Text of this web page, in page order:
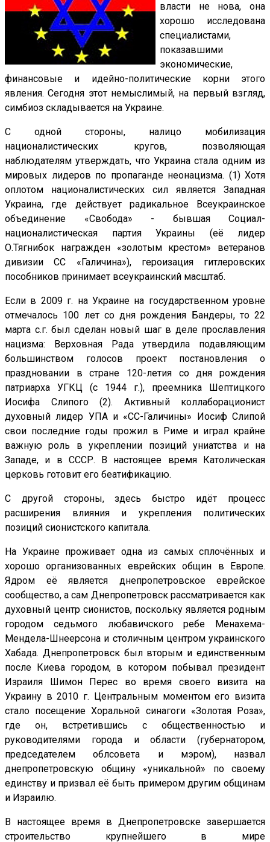
власти не нова, она
хорошо исследована
специалистами,
показавшими
экономические,
финансовые и идейно-политические корни этого
явления. Сегодня этот немыслимый, на первый взгляд,
симбиоз складывается на Украине.
С одной стороны, налицо мобилизация
националистических кругов, позволяющая
наблюдателям утверждать, что Украина стала одним из
мировых лидеров по пропаганде неонацизма. (1) Хотя
оплотом националистических сил является Западная
Украина, где действует радикальное Всеукраинское
объединение «Свобода» - бывшая Социал-
националистическая партия Украины (её лидер
О.Тягнибок награжден «золотым крестом» ветеранов
дивизии СС «Галичина»), героизация гитлеровских
пособников принимает всеукраинский масштаб.
Если в 2009 г. на Украине на государственном уровне
отмечалось 100 лет со дня рождения Бандеры, то 22
марта с.г. был сделан новый шаг в деле прославления
нацизма: Верховная Рада утвердила подавляющим
большинством голосов проект постановления о
праздновании в стране 120-летия со дня рождения
патриарха УГКЦ (с 1944 г.), преемника Шептицкого
Иосифа Слипого (2). Активный коллаборационист
духовный лидер УПА и «СС-Галичины» Иосиф Слипой
свои последние годы прожил в Риме и играл крайне
важную роль в укреплении позиций униатства и на
Западе, и в СССР. В настоящее время Католическая
церковь готовит его беатификацию.
С другой стороны, здесь быстро идёт процесс
расширения влияния и укрепления политических
позиций сионистского капитала.
На Украине проживает одна из самых сплочённых и
хорошо организованных еврейских общин в Европе.
Ядром её является днепропетровское еврейское
сообщество, а сам Днепропетровск рассматривается как
духовный центр сионистов, поскольку является родным
городом седьмого любавичского ребе Менахема-
Мендела-Шнеерсона и столичным центром украинского
Хабада. Днепропетровск был вторым и единственным
после Киева городом, в котором побывал президент
Израиля Шимон Перес во время своего визита на
Украину в 2010 г. Центральным моментом его визита
стало посещение Хоральной синагоги «Золотая Роза»,
где он, встретившись с общественностью и
руководителями города и области (губернатором,
председателем облсовета и мэром), назвал
днепропетровскую общину «уникальной» по своему
единству и призвал её быть примером другим общинам
и Израилю.
В настоящее время в Днепропетровске завершается
строительство крупнейшего в мире